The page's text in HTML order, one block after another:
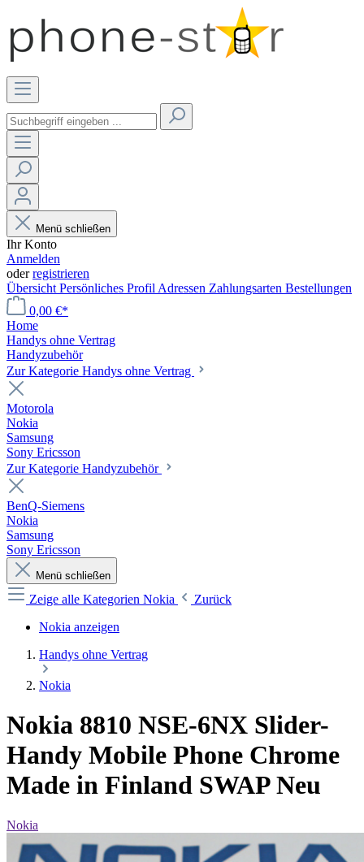
Menü schließen
Ihr Konto
Anmelden
oderregistrieren
Übersicht Persönliches Profil Adressen Zahlungsarten Bestellungen
0,00 €*
Home
Handys ohne Vertrag
Handyzubehör
Zur Kategorie Handys ohne Vertrag
Motorola
Nokia
Samsung
Sony Ericsson
Zur Kategorie Handyzubehör
BenQ-Siemens
Nokia
Samsung
Sony Ericsson
Menü schließen
Zeige alle Kategorien Nokia
Zurück
Nokia anzeigen
Handys ohne Vertrag
Nokia
Nokia 8810 NSE-6NX Slider-
Handy Mobile Phone Chrome
Made in Finland SWAP Neu
Nokia